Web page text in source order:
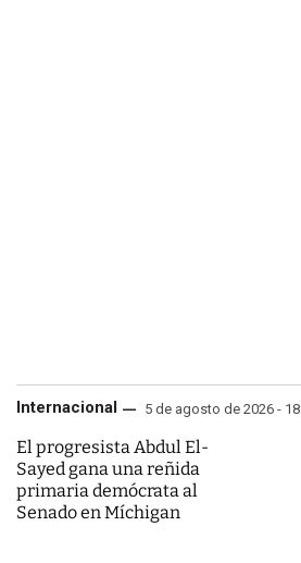
Internacional 5 de agosto de 2026 -
El progresista Abdul El-
Sayed gana una reñida
primaria demócrata al
Senado en Míchigan